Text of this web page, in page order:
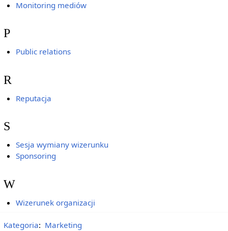
Monitoring mediów
P
Public relations
R
Reputacja
S
Sesja wymiany wizerunku
Sponsoring
W
Wizerunek organizacji
Kategoria: Marketing